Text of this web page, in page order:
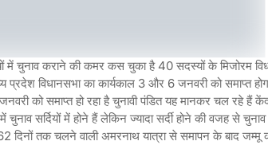
में चुनाव कराने की कमर कस चुका है 40 सदस्यों के मिजोरम
प्रदेश विधानसभा का कार्यकाल 3 और 6 जनवरी को समाप्त
को समाप्त हो रहा है चुनावी पंडित यह मानकर चल रहे हैं
चुनाव सर्दियों में होने हैं लेकिन ज्यादा सर्दी होने की वजह से
तक चलने वाली अमरनाथ यात्रा से समापन के बाद जम्मू